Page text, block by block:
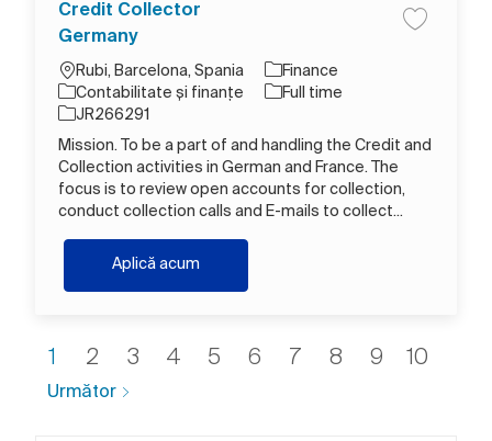
Credit Collector
Germany
LocRubi, Barcelona, Spania
Finance
Categorie
Contabilitate și finanțe Tipul postului
Full time
Job Id
JR266291
Mission. To be a part of and handling the Credit and
Collection activities in German and France. The
focus is to review open accounts for collection,
conduct collection calls and E-mails to collect...
Salva
Aplică acum
1 2 3 4 5 6 7 8 9 10
Următor